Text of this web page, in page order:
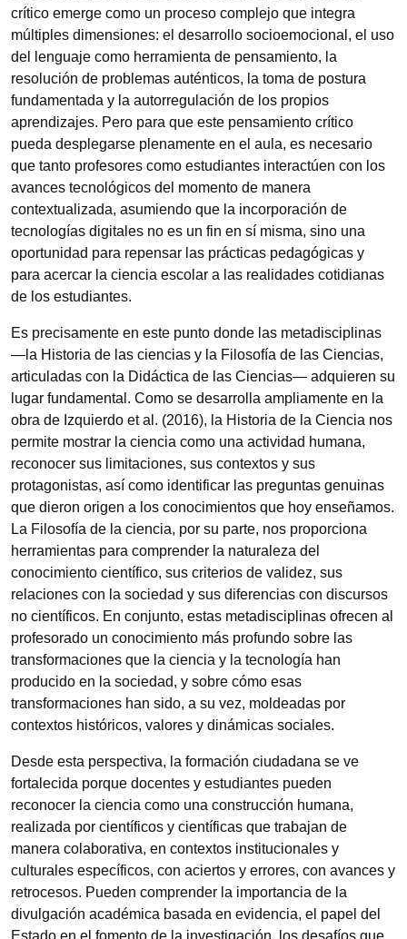
crítico emerge como un proceso complejo que integra
múltiples dimensiones: el desarrollo socioemocional, el uso
del lenguaje como herramienta de pensamiento, la
resolución de problemas auténticos, la toma de postura
fundamentada y la autorregulación de los propios
aprendizajes. Pero para que este pensamiento crítico
pueda desplegarse plenamente en el aula, es necesario
que tanto profesores como estudiantes interactúen con los
avances tecnológicos del momento de manera
contextualizada, asumiendo que la incorporación de
tecnologías digitales no es un fin en sí misma, sino una
oportunidad para repensar las prácticas pedagógicas y
para acercar la ciencia escolar a las realidades cotidianas
de los estudiantes.
Es precisamente en este punto donde las metadisciplinas
—la Historia de las ciencias y la Filosofía de las Ciencias,
articuladas con la Didáctica de las Ciencias— adquieren su
lugar fundamental. Como se desarrolla ampliamente en la
obra de Izquierdo et al. (2016), la Historia de la Ciencia nos
permite mostrar la ciencia como una actividad humana,
reconocer sus limitaciones, sus contextos y sus
protagonistas, así como identificar las preguntas genuinas
que dieron origen a los conocimientos que hoy enseñamos.
La Filosofía de la ciencia, por su parte, nos proporciona
herramientas para comprender la naturaleza del
conocimiento científico, sus criterios de validez, sus
relaciones con la sociedad y sus diferencias con discursos
no científicos. En conjunto, estas metadisciplinas ofrecen al
profesorado un conocimiento más profundo sobre las
transformaciones que la ciencia y la tecnología han
producido en la sociedad, y sobre cómo esas
transformaciones han sido, a su vez, moldeadas por
contextos históricos, valores y dinámicas sociales.
Desde esta perspectiva, la formación ciudadana se ve
fortalecida porque docentes y estudiantes pueden
reconocer la ciencia como una construcción humana,
realizada por científicos y científicas que trabajan de
manera colaborativa, en contextos institucionales y
culturales específicos, con aciertos y errores, con avances y
retrocesos. Pueden comprender la importancia de la
divulgación académica basada en evidencia, el papel del
Estado en el fomento de la investigación, los desafíos que